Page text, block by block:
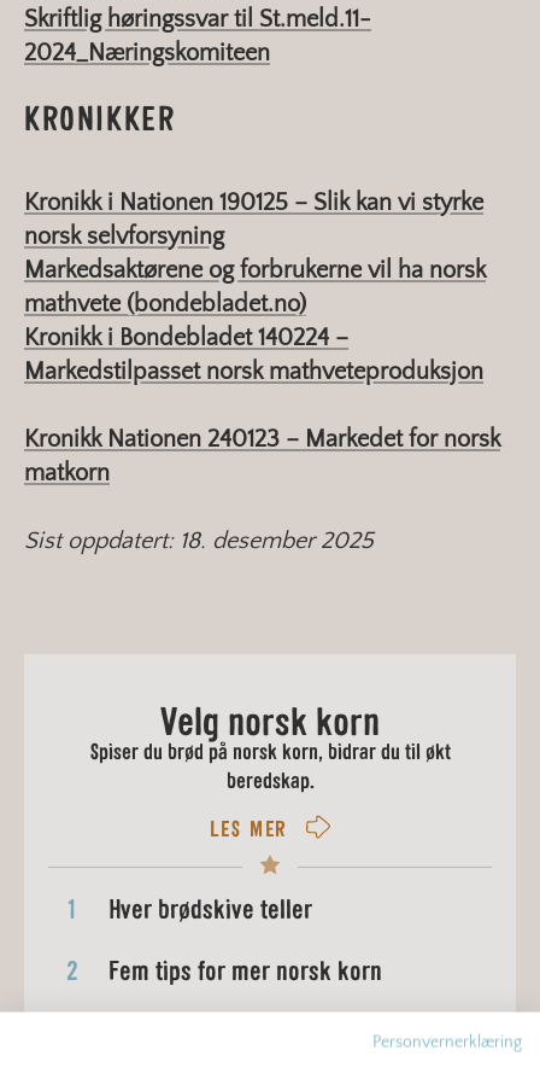
Skriftlig høringssvar til St.meld.11-
2024_Næringskomiteen
KRONIKKER
Kronikk i Nationen 190125 – Slik kan vi styrke
norsk selvforsyning
Markedsaktørene og forbrukerne vil ha norsk
mathvete (bondebladet.no)
Kronikk i Bondebladet 140224 –
Markedstilpasset norsk mathveteproduksjon
Kronikk Nationen 240123 – Markedet for norsk
matkorn
Sist oppdatert: 18. desember 2025
Velg norsk korn
Spiser du brød på norsk korn, bidrar du til økt
beredskap.
LES MER
1 Hver brødskive teller
2 Fem tips for mer norsk korn
Personvernerklæring